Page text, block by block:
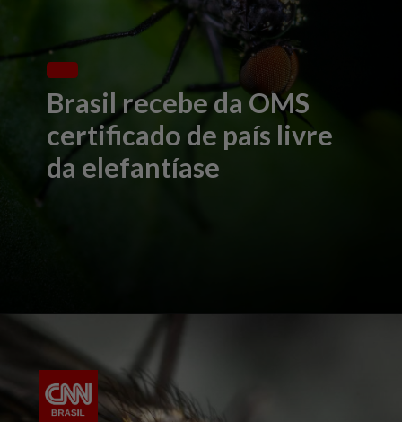
Brasil recebe da OMS
certificado de país livre
da elefantíase